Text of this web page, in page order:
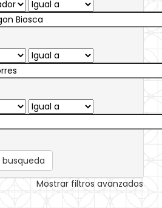
Mostrar filtros avanzados